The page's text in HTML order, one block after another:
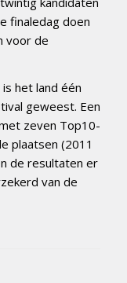
finaledag doen
voor de
het land één
geweest. Een
zeven Top10-
plaatsen (2011
de resultaten er
van de